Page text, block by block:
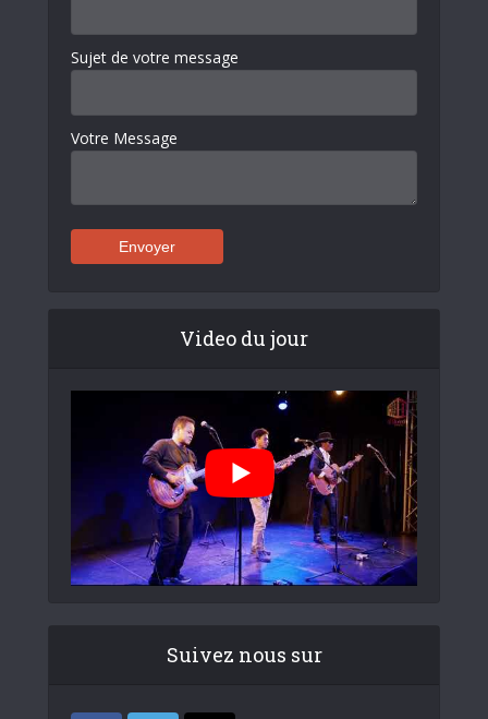
Sujet de votre message
Votre Message
Video du jour
Suivez nous sur